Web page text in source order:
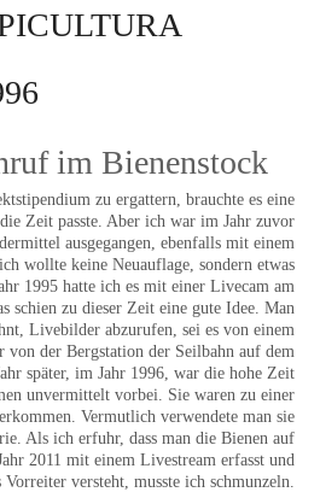
im Bienenstock
zu ergattern, brauchte es eine
Zeit passte. Aber ich war im Jahr zuvor
ausgegangen, ebenfalls mit einem
wollte keine Neuauflage, sondern etwas
1995 hatte ich es mit einer Livecam am
schien zu dieser Zeit eine gute Idee. Man
Livebilder abzurufen, sei es von einem
der Bergstation der Seilbahn auf dem
später, im Jahr 1996, war die hohe Zeit
unvermittelt vorbei. Sie waren zu einer
Vermutlich verwendete man sie
Als ich erfuhr, dass man die Bienen auf
2011 mit einem Livestream erfasst und
Vorreiter versteht, musste ich schmunzeln.